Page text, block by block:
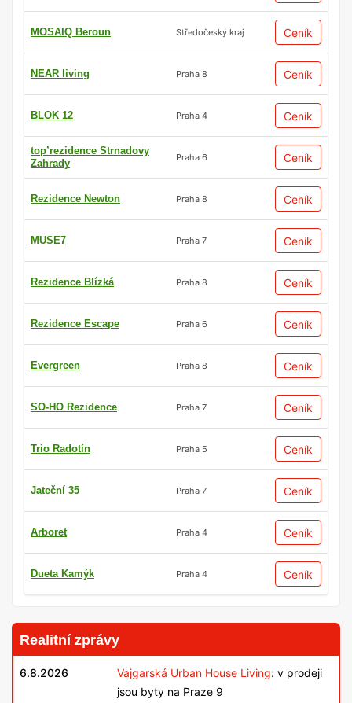
MOSAIQ Beroun Středočeský kraj Ceník
NEAR living Praha 8 Ceník
BLOK 12 Praha 4 Ceník
top’rezidence Strnadovy
Zahrady
Praha 6 Ceník
Rezidence Newton Praha 8 Ceník
MUSE7 Praha 7 Ceník
Rezidence Blízká Praha 8 Ceník
Rezidence Escape Praha 6 Ceník
Evergreen Praha 8 Ceník
SO-HO Rezidence Praha 7 Ceník
Trio Radotín Praha 5 Ceník
Jateční 35 Praha 7 Ceník
Arboret Praha 4 Ceník
Dueta Kamýk Praha 4 Ceník
Realitní zprávy
6.8.2026 Vajgarská Urban House Living: v prodeji
jsou byty na Praze 9